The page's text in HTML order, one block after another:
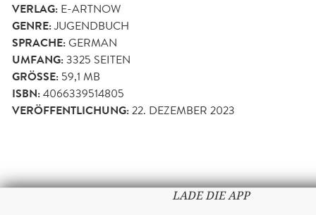
VERLAG: E-ARTNOW
GENRE:JUGENDBUCH
SPRACHE:GERMAN
UMFANG:3325 SEITEN
GRÖSSE: 59,1 MB
ISBN:4066339514805
VERÖFFENTLICHUNG:22. DEZEMBER 2023
LADE DIE APP